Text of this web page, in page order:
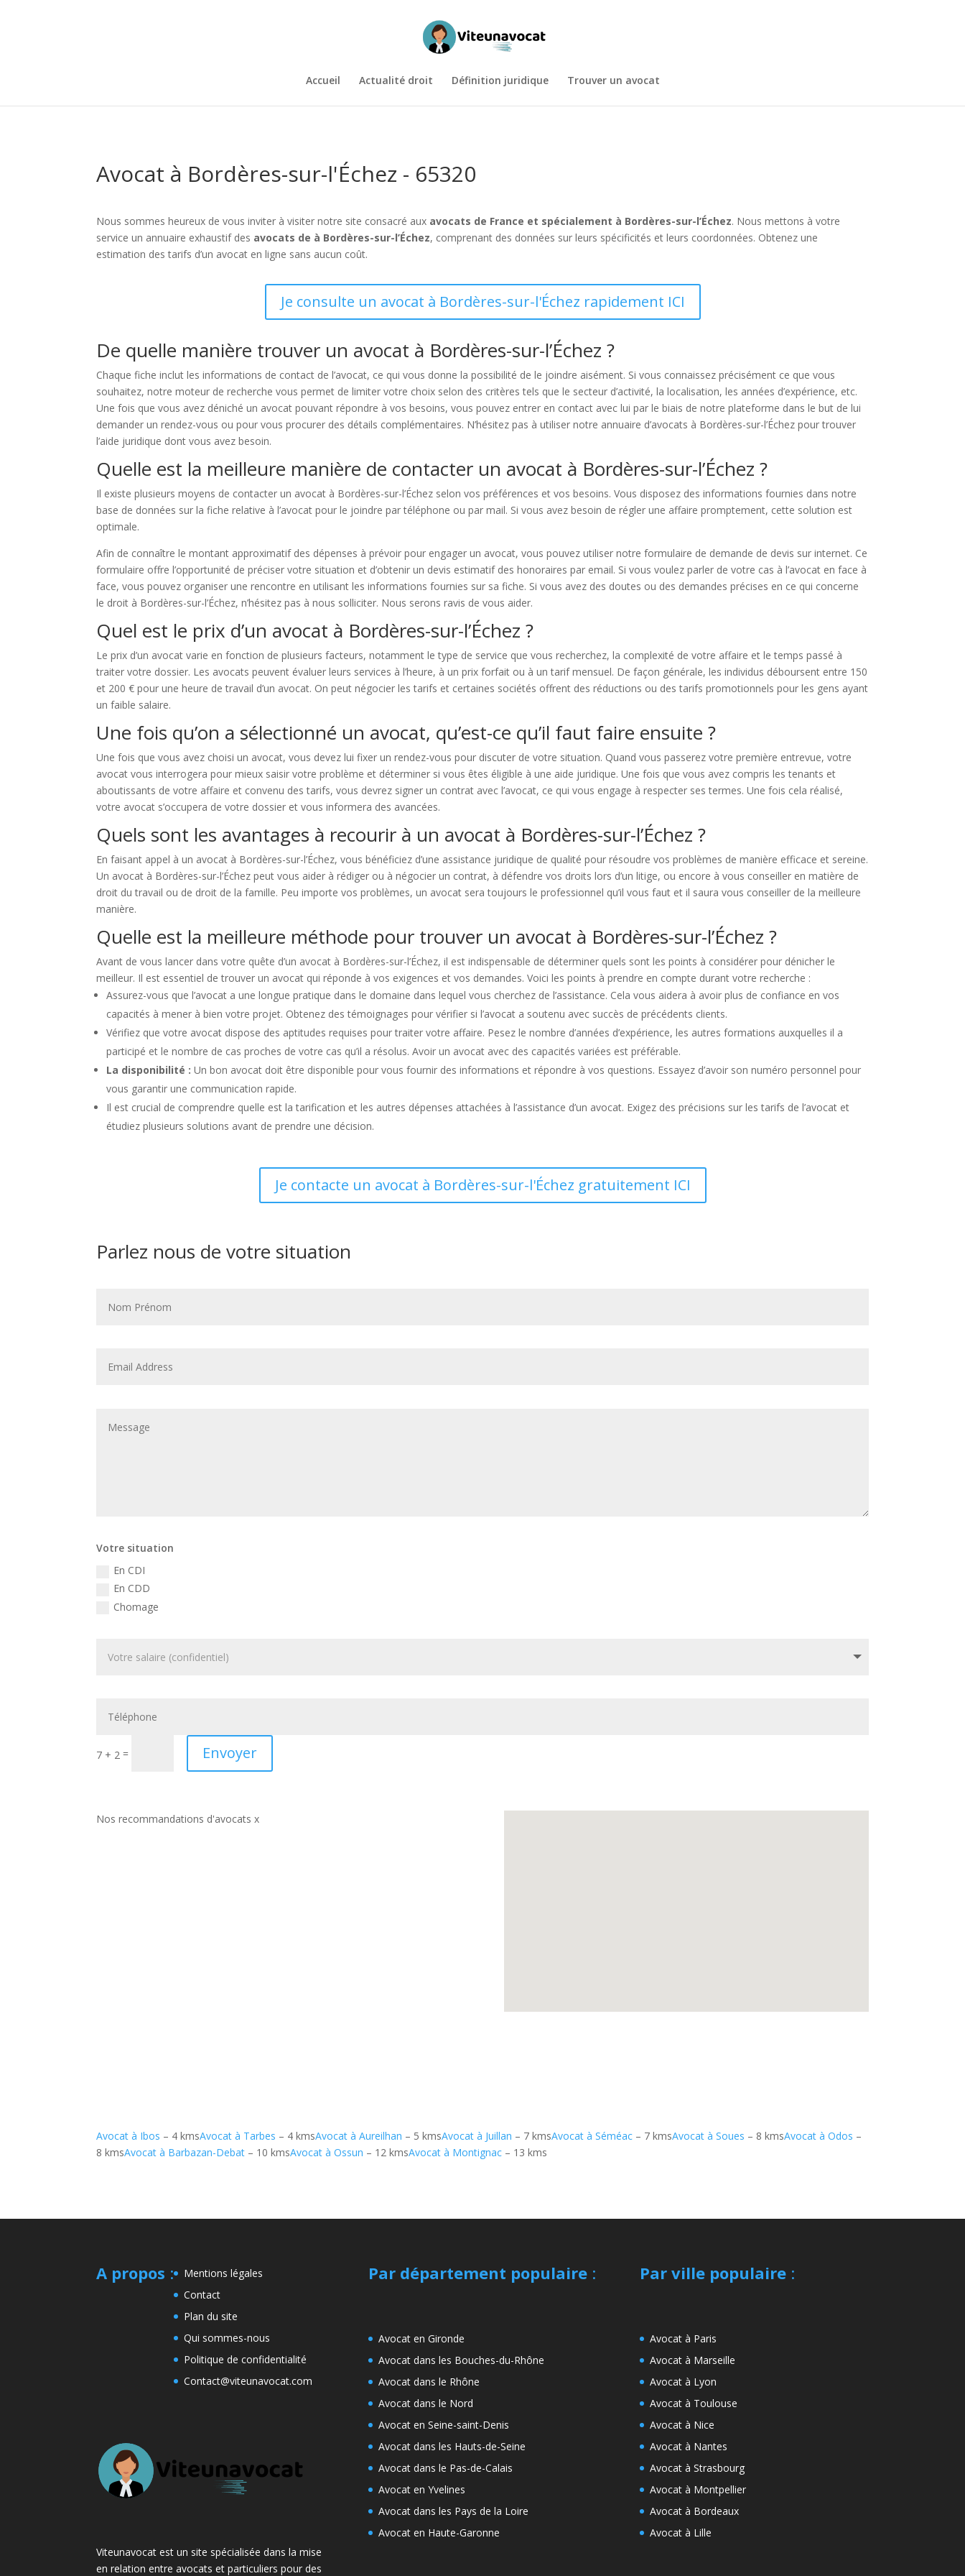
Accueil Actualité droit Définition juridique Trouver un avocat
Avocat à Bordères-sur-l'Échez - 65320
Nous sommes heureux de vous inviter à visiter notre site consacré aux avocats de France et spécialement à Bordères-sur-l’Échez. Nous mettons à votre
service un annuaire exhaustif des avocats de à Bordères-sur-l’Échez, comprenant des données sur leurs spécificités et leurs coordonnées. Obtenez une
estimation des tarifs d’un avocat en ligne sans aucun coût.
Je consulte un avocat à Bordères-sur-l'Échez rapidement ICI
De quelle manière trouver un avocat à Bordères-sur-l’Échez ?
Chaque fiche inclut les informations de contact de l’avocat, ce qui vous donne la possibilité de le joindre aisément. Si vous connaissez précisément ce que vous
souhaitez, notre moteur de recherche vous permet de limiter votre choix selon des critères tels que le secteur d’activité, la localisation, les années d’expérience, etc.
Une fois que vous avez déniché un avocat pouvant répondre à vos besoins, vous pouvez entrer en contact avec lui par le biais de notre plateforme dans le but de lui
demander un rendez-vous ou pour vous procurer des détails complémentaires. N’hésitez pas à utiliser notre annuaire d’avocats à Bordères-sur-l’Échez pour trouver
l’aide juridique dont vous avez besoin.
Quelle est la meilleure manière de contacter un avocat à Bordères-sur-l’Échez ?
Il existe plusieurs moyens de contacter un avocat à Bordères-sur-l’Échez selon vos préférences et vos besoins. Vous disposez des informations fournies dans notre
base de données sur la fiche relative à l’avocat pour le joindre par téléphone ou par mail. Si vous avez besoin de régler une affaire promptement, cette solution est
optimale.
Afin de connaître le montant approximatif des dépenses à prévoir pour engager un avocat, vous pouvez utiliser notre formulaire de demande de devis sur internet. Ce
formulaire offre l’opportunité de préciser votre situation et d’obtenir un devis estimatif des honoraires par email. Si vous voulez parler de votre cas à l’avocat en face à
face, vous pouvez organiser une rencontre en utilisant les informations fournies sur sa fiche. Si vous avez des doutes ou des demandes précises en ce qui concerne
le droit à Bordères-sur-l’Échez, n’hésitez pas à nous solliciter. Nous serons ravis de vous aider.
Quel est le prix d’un avocat à Bordères-sur-l’Échez ?
Le prix d’un avocat varie en fonction de plusieurs facteurs, notamment le type de service que vous recherchez, la complexité de votre affaire et le temps passé à
traiter votre dossier. Les avocats peuvent évaluer leurs services à l’heure, à un prix forfait ou à un tarif mensuel. De façon générale, les individus déboursent entre 150
et 200 € pour une heure de travail d’un avocat. On peut négocier les tarifs et certaines sociétés offrent des réductions ou des tarifs promotionnels pour les gens ayant
un faible salaire.
Une fois qu’on a sélectionné un avocat, qu’est-ce qu’il faut faire ensuite ?
Une fois que vous avez choisi un avocat, vous devez lui fixer un rendez-vous pour discuter de votre situation. Quand vous passerez votre première entrevue, votre
avocat vous interrogera pour mieux saisir votre problème et déterminer si vous êtes éligible à une aide juridique. Une fois que vous avez compris les tenants et
aboutissants de votre affaire et convenu des tarifs, vous devrez signer un contrat avec l’avocat, ce qui vous engage à respecter ses termes. Une fois cela réalisé,
votre avocat s’occupera de votre dossier et vous informera des avancées.
Quels sont les avantages à recourir à un avocat à Bordères-sur-l’Échez ?
En faisant appel à un avocat à Bordères-sur-l’Échez, vous bénéficiez d’une assistance juridique de qualité pour résoudre vos problèmes de manière efficace et sereine.
Un avocat à Bordères-sur-l’Échez peut vous aider à rédiger ou à négocier un contrat, à défendre vos droits lors d’un litige, ou encore à vous conseiller en matière de
droit du travail ou de droit de la famille. Peu importe vos problèmes, un avocat sera toujours le professionnel qu’il vous faut et il saura vous conseiller de la meilleure
manière.
Quelle est la meilleure méthode pour trouver un avocat à Bordères-sur-l’Échez ?
Avant de vous lancer dans votre quête d’un avocat à Bordères-sur-l’Échez, il est indispensable de déterminer quels sont les points à considérer pour dénicher le
meilleur. Il est essentiel de trouver un avocat qui réponde à vos exigences et vos demandes. Voici les points à prendre en compte durant votre recherche :
Assurez-vous que l’avocat a une longue pratique dans le domaine dans lequel vous cherchez de l’assistance. Cela vous aidera à avoir plus de confiance en vos
capacités à mener à bien votre projet. Obtenez des témoignages pour vérifier si l’avocat a soutenu avec succès de précédents clients.
Vérifiez que votre avocat dispose des aptitudes requises pour traiter votre affaire. Pesez le nombre d’années d’expérience, les autres formations auxquelles il a
participé et le nombre de cas proches de votre cas qu’il a résolus. Avoir un avocat avec des capacités variées est préférable.
La disponibilité :Un bon avocat doit être disponible pour vous fournir des informations et répondre à vos questions. Essayez d’avoir son numéro personnel pour
vous garantir une communication rapide.
Il est crucial de comprendre quelle est la tarification et les autres dépenses attachées à l’assistance d’un avocat. Exigez des précisions sur les tarifs de l’avocat et
étudiez plusieurs solutions avant de prendre une décision.
Je contacte un avocat à Bordères-sur-l'Échez gratuitement ICI
Parlez nous de votre situation
Votre situation
En CDI
En CDD
Chomage
7 + 2 = Envoyer
Nos recommandations d'avocats x
Avocat à Ibos – 4 kmsAvocat à Tarbes – 4 kmsAvocat à Aureilhan – 5 kmsAvocat à Juillan – 7 kmsAvocat à Séméac – 7 kmsAvocat à Soues – 8 kmsAvocat à Odos –
8 kmsAvocat à Barbazan-Debat – 10 kmsAvocat à Ossun – 12 kmsAvocat à Montignac – 13 kms
A propos :
Mentions légales
Contact
Plan du site
Qui sommes-nous
Politique de confidentialité
Contact@viteunavocat.com
Viteunavocat est un site spécialisée dans la mise
en relation entre avocats et particuliers pour des
Par département populaire:
Avocat en Gironde
Avocat dans les Bouches-du-Rhône
Avocat dans le Rhône
Avocat dans le Nord
Avocat en Seine-saint-Denis
Avocat dans les Hauts-de-Seine
Avocat dans le Pas-de-Calais
Avocat en Yvelines
Avocat dans les Pays de la Loire
Avocat en Haute-Garonne
Par ville populaire:
Avocat à Paris
Avocat à Marseille
Avocat à Lyon
Avocat à Toulouse
Avocat à Nice
Avocat à Nantes
Avocat à Strasbourg
Avocat à Montpellier
Avocat à Bordeaux
Avocat à Lille